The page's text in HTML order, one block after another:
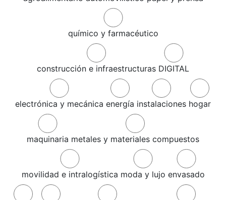
químico y farmacéutico
construcción e infraestructuras DIGITAL
electrónica y mecánica energía instalaciones hogar
maquinaria metales y materiales compuestos
movilidad e intralogística moda y lujo envasado